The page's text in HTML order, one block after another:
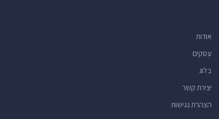
אודות
עסקים
בלוג
יצירת קשר
הצהרת נגישות